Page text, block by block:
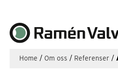
Home / Om oss / Referenser /